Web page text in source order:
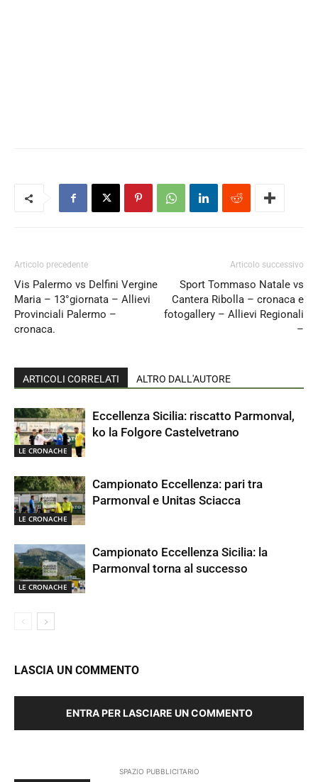
Articolo precedente
Vis Palermo vs Delfini Vergine
Maria – 13°giornata – Allievi
Provinciali Palermo –
cronaca.
Articolo successivo
Sport Tommaso Natale vs
Cantera Ribolla – cronaca e
fotogallery – Allievi Regionali
–
ARTICOLI CORRELATI ALTRO DALL'AUTORE
LE CRONACHE
Eccellenza Sicilia: riscatto Parmonval,
ko la Folgore Castelvetrano
LE CRONACHE
Campionato Eccellenza: pari tra
Parmonval e Unitas Sciacca
LE CRONACHE
Campionato Eccellenza Sicilia: la
Parmonval torna al successo
LASCIA UN COMMENTO
ENTRA PER LASCIARE UN COMMENTO
SPAZIO PUBBLICITARIO